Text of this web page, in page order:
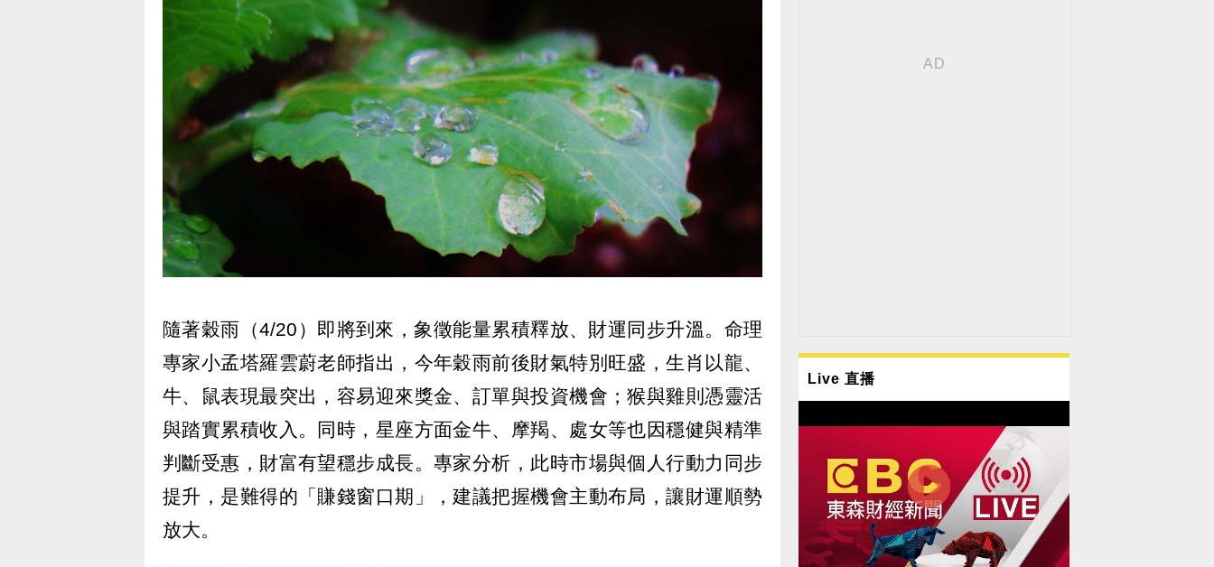
隨著穀雨（4/20）即將到來，象徵能量累積釋放、財運同步升溫。命理
專家小孟塔羅雲蔚老師指出，今年穀雨前後財氣特別旺盛，生肖以龍、
牛、鼠表現最突出，容易迎來獎金、訂單與投資機會；猴與雞則憑靈活
與踏實累積收入。同時，星座方面金牛、摩羯、處女等也因穩健與精準
判斷受惠，財富有望穩步成長。專家分析，此時市場與個人行動力同步
提升，是難得的「賺錢窗口期」，建議把握機會主動布局，讓財運順勢
放大。
Live 直播